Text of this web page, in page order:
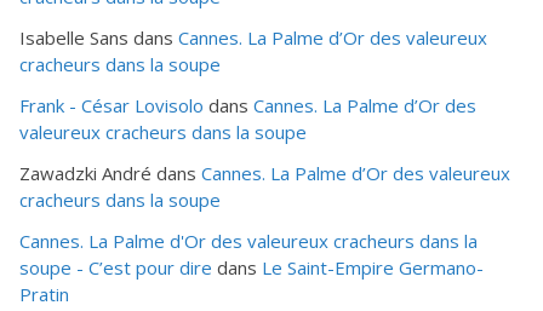
Isabelle Sans dans Cannes. La Palme d’Or des valeureux
cracheurs dans la soupe
Frank - César Lovisolo dans Cannes. La Palme d’Or des
valeureux cracheurs dans la soupe
Zawadzki André dans Cannes. La Palme d’Or des valeureux
cracheurs dans la soupe
Cannes. La Palme d'Or des valeureux cracheurs dans la
soupe - C’est pour dire dans Le Saint-Empire Germano-
Pratin